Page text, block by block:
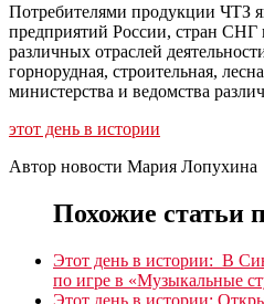
Потребителями продукции ЧТЗ
предприятий России, стран СНГ
различных отраслей
горнорудная, строительная,
министерства и ведомства
этот день в истории
Автор новости Мария Лопухина
Похожие статьи
Этот день в истории: В
по игре в «Музыкальные
Этот день в истории: